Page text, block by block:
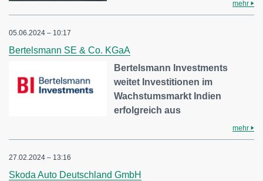
mehr
05.06.2024 – 10:17
Bertelsmann SE & Co. KGaA
Bertelsmann Investments
weitet Investitionen im
Wachstumsmarkt Indien
erfolgreich aus
mehr
27.02.2024 – 13:16
Skoda Auto Deutschland GmbH